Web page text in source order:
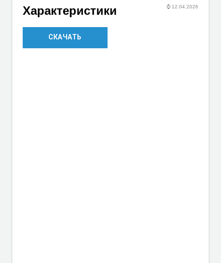
⌚ 12.04.2026
Характеристики
СКАЧАТЬ